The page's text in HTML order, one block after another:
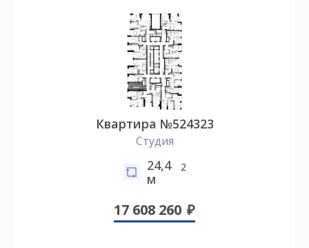
Квартира №524323
Студия
24,4
м
2
17 608 260